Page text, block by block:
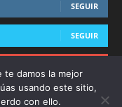
SEGUIR
SEGUIR
te damos la mejor
usando este sitio,
con ello.